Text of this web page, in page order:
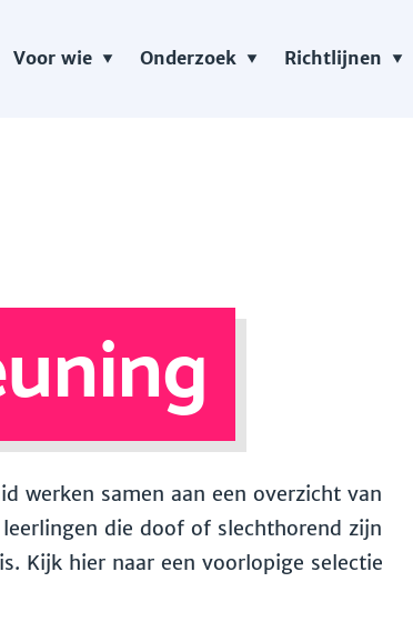
Voor wie Onderzoek Richtlijnen
werken samen aan een overzicht van
die doof of slechthorend zijn
Kijk hier naar een voorlopige selectie